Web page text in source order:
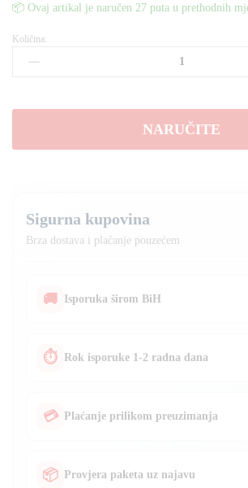
📦 Ovaj artikal je naručen 27 puta u prethodnih
Kosilica
BENZIN
ks
Količina:
NARUČITE
Sigurna kupovina
Brza dostava i plaćanje pouzećem
🚚 Isporuka širom BiH
⏱ Rok isporuke 1-2 radna dana
💳 Plaćanje prilikom preuzimanja
📦 Provjera paketa uz najavu